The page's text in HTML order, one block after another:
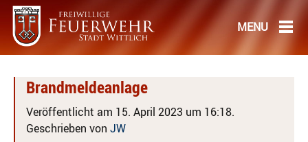
Brandmeldeanlage
Veröffentlicht am 15. April 2023 um 16:18.
Geschrieben von JW